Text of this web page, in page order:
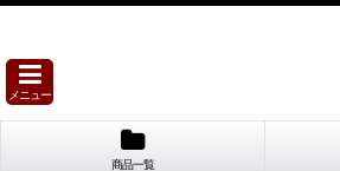
メニュー
商品一覧